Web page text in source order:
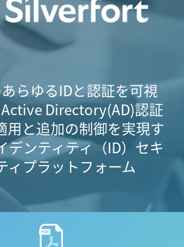
らゆるIDと認証を可視
Active Directory(AD)認証
用と追加の制御を実現す
デンティティ（ID）セキ
ィプラットフォーム